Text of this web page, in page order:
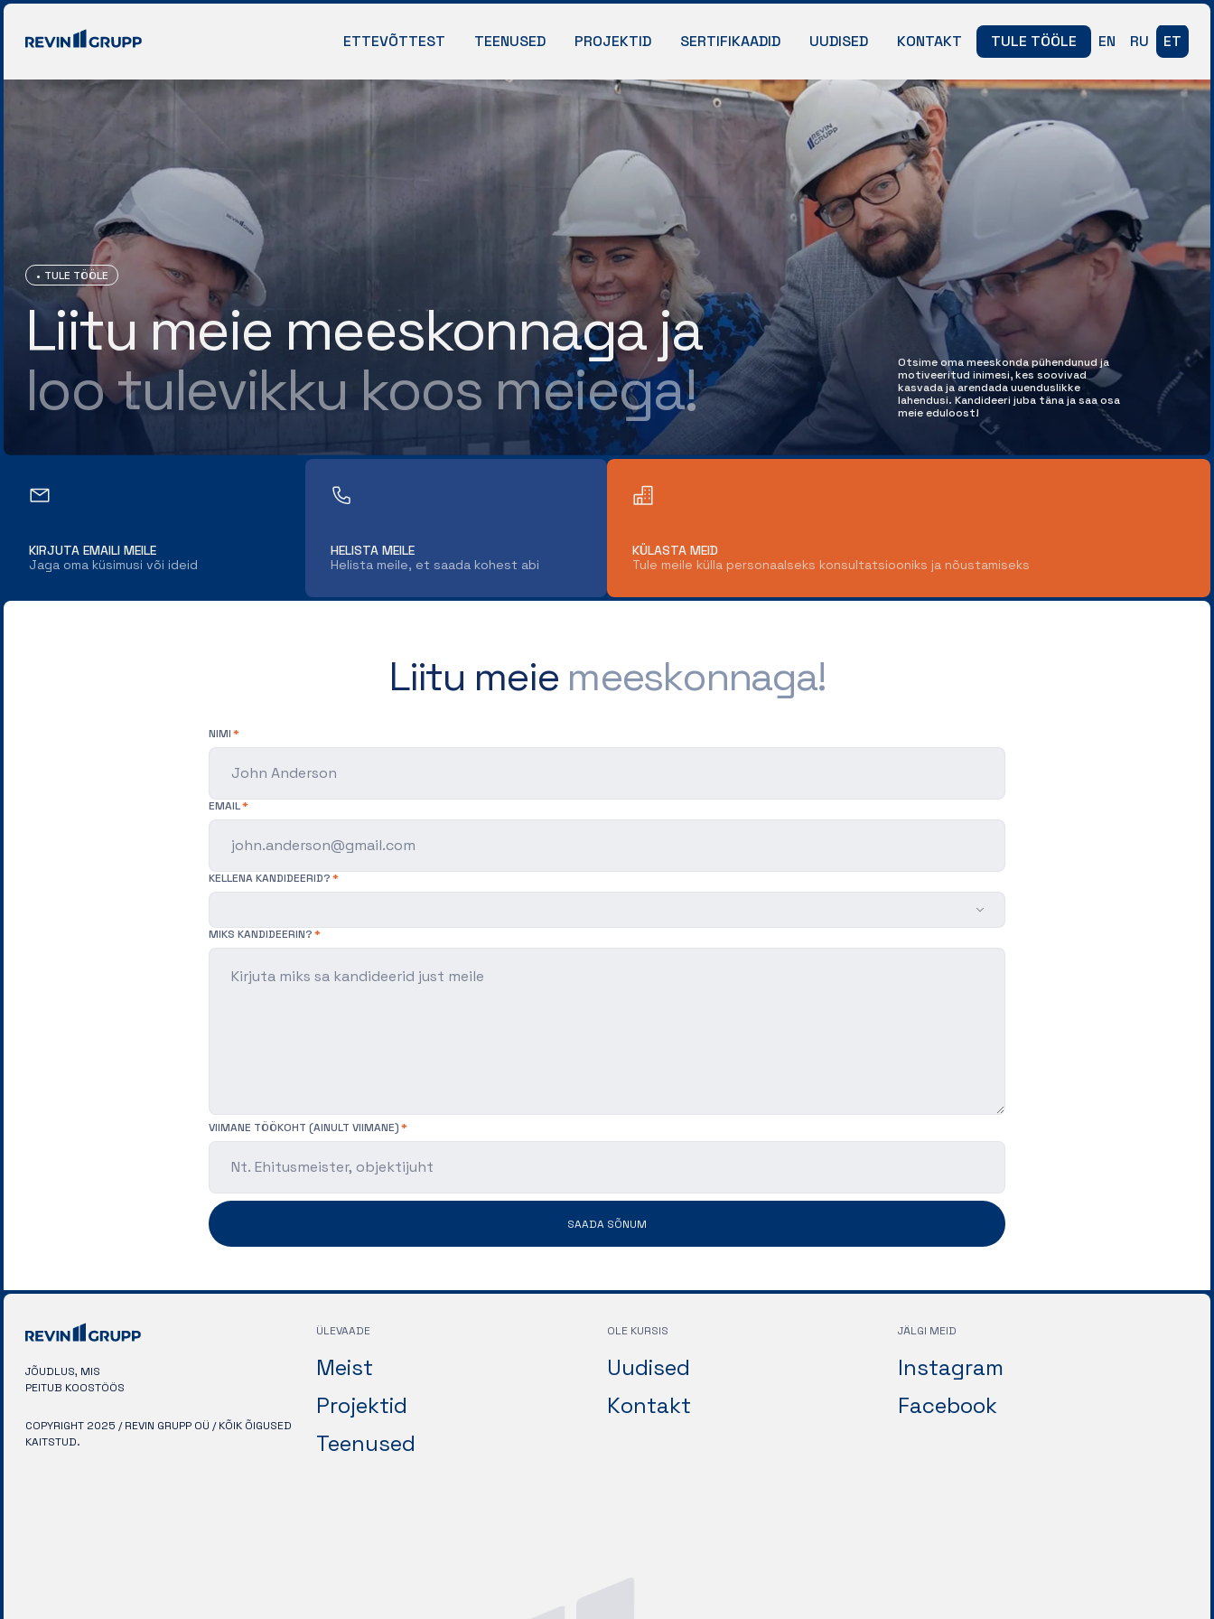
ETTEVÕTTEST TEENUSED PROJEKTID SERTIFIKAADID UUDISED KONTAKT TULE TÖÖLE EN RU ET
TULE TÖÖLE
Liitu meie meeskonnaga ja
loo tulevikku koos meiega!
Otsime oma meeskonda pühendunud ja
motiveeritud inimesi, kes soovivad
kasvada ja arendada uuenduslikke
lahendusi. Kandideeri juba täna ja saa osa
meie eduloost!
KIRJUTA EMAILI MEILE
Jaga oma küsimusi või ideid
HELISTA MEILE
Helista meile, et saada kohest abi
KÜLASTA MEID
Tule meile külla personaalseks konsultatsiooniks ja nõustamiseks
Liitu meie meeskonnaga!
NIMI
EMAIL
KELLENA KANDIDEERID?
MIKS KANDIDEERIN?
VIIMANE TÖÖKOHT (AINULT VIIMANE)
SAADA SÕNUM
JÕUDLUS, MIS
PEITUB KOOSTÖÖS
COPYRIGHT 2025 / REVIN GRUPP OÜ / KÕIK ÕIGUSED
KAITSTUD.
ÜLEVAADE
Meist
Projektid
Teenused
OLE KURSIS
Uudised
Kontakt
JÄLGI MEID
Instagram
Facebook